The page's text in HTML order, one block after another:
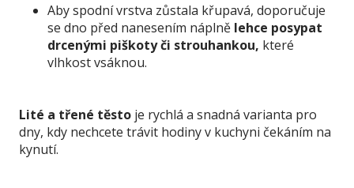
Aby spodní vrstva zůstala křupavá, doporučuje
se dno před nanesením náplně lehce posypat
drcenými piškoty či strouhankou, které
vlhkost vsáknou.
Lité a třené těsto je rychlá a snadná varianta pro
dny, kdy nechcete trávit hodiny v kuchyni čekáním na
kynutí.